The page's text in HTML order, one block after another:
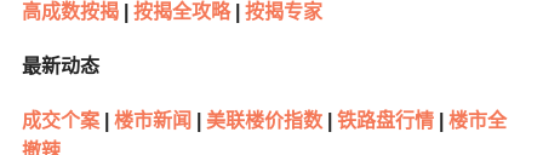
高成数按揭| 按揭全攻略| 按揭专家
最新动态
成交个案| 楼市新闻 美联楼价指数| 铁路盘行情|
楼市全